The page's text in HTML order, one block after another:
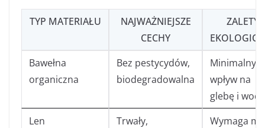
TYP MATERIAŁU
NAJWAŻNIEJSZE
CECHY
ZALETY
Bawełna
organiczna
Bez pestycydów,
biodegradowalna
Minimalny
wpływ na
glebę i wodę
Len
Trwały,
Wymaga